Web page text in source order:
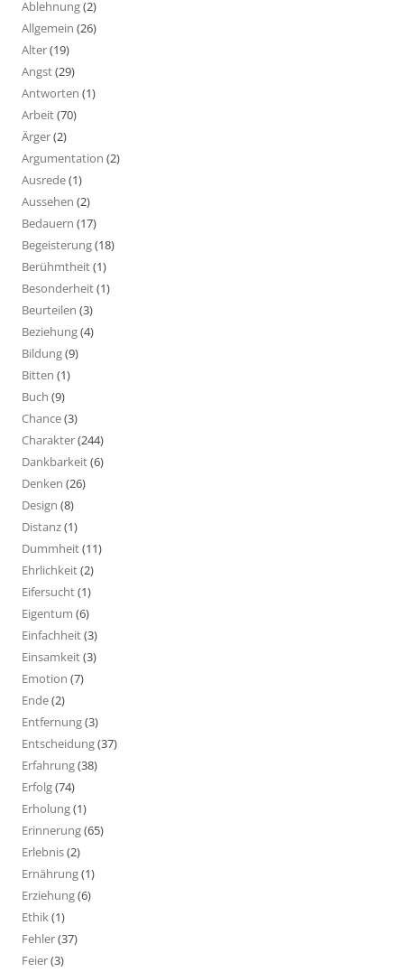
Ablehnung(2)
Allgemein (26)
Alter(19)
Angst(29)
Antworten (1)
Arbeit(70)
Ärger(2)
Argumentation (2)
Ausrede(1)
Aussehen (2)
Bedauern (17)
Begeisterung(18)
Berühmtheit(1)
Besonderheit(1)
Beurteilen (3)
Beziehung(4)
Bildung(9)
Bitten (1)
Buch (9)
Chance(3)
Charakter(244)
Dankbarkeit(6)
Denken (26)
Design (8)
Distanz(1)
Dummheit(11)
Ehrlichkeit(2)
Eifersucht(1)
Eigentum (6)
Einfachheit(3)
Einsamkeit(3)
Emotion (7)
Ende(2)
Entfernung(3)
Entscheidung(37)
Erfahrung(38)
Erfolg(74)
Erholung(1)
Erinnerung(65)
Erlebnis(2)
Ernährung(1)
Erziehung(6)
Ethik(1)
Fehler(37)
Feier(3)